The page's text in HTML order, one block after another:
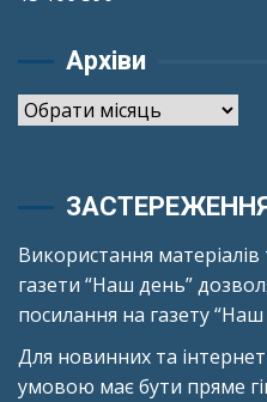
Архіви
Архіви
Використання
газети “Наш день”
посилання на газету “Наш
Для новинних та
умовою має бути пряме